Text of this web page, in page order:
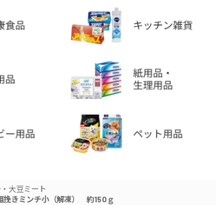
・大豆ミート
挽きミンチ小（解凍） 約150ｇ